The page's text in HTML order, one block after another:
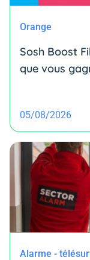
Orange
Sosh Boost
que vous
05/08/2026
Alarme -